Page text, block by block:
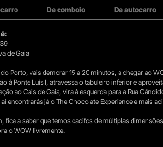
carro De comboio De autocarro
de Gaia
Porto, vais demorar 15 a 20 minutos, a chegar ao
à Ponte Luís I, atravessa o tabuleiro inferior e
ao Cais de Gaia, vira à esquerda para a Rua
encontrarás já o The Chocolate Experience e mais
fica a saber que temos cacifos de múltiplas
o WOW livremente.